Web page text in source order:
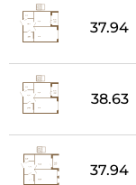
37.94
38.63
37.94